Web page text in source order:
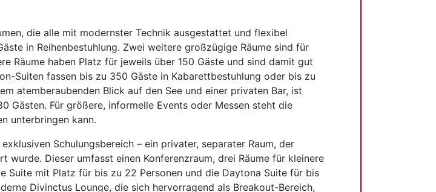
die alle mit modernster Technik ausgestattet und flexibel
in Reihenbestuhlung. Zwei weitere großzügige Räume sind für
Räume haben Platz für jeweils über 150 Gäste und sind damit gut
Suiten fassen bis zu 350 Gäste in Kabarettbestuhlung oder bis zu
atemberaubenden Blick auf den See und einer privaten Bar, ist
Gästen. Für größere, informelle Events oder Messen steht die
unterbringen kann.
Schulungsbereich – ein privater, separater Raum, der
Dieser umfasst einen Konferenzraum, drei Räume für kleinere
Suite mit Platz für bis zu 22 Personen und die Daytona Suite für bis
Divinctus Lounge, die sich hervorragend als Breakout-Bereich,